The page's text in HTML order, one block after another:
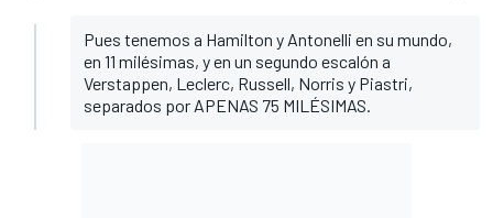
Pues tenemos a Hamilton y Antonelli en su mundo,
en 11 milésimas, y en un segundo escalón a
Verstappen, Leclerc, Russell, Norris y Piastri,
separados por APENAS 75 MILÉSIMAS.